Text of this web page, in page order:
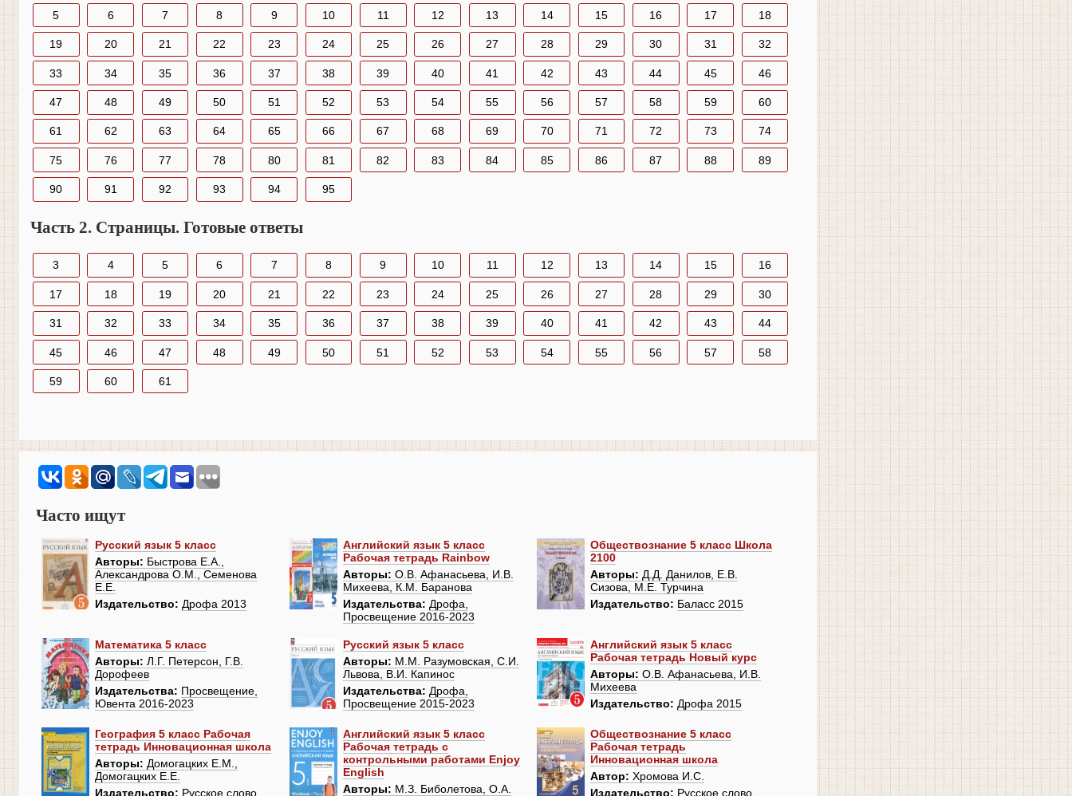
5 6 7 8 9 10 11 12 13 14 15 16 17 18
19 20 21 22 23 24 25 26 27 28 29 30 31 32
33 34 35 36 37 38 39 40 41 42 43 44 45 46
47 48 49 50 51 52 53 54 55 56 57 58 59 60
61 62 63 64 65 66 67 68 69 70 71 72 73 74
75 76 77 78 80 81 82 83 84 85 86 87 88 89
90 91 92 93 94 95
Часть 2. Страницы. Готовые ответы
3 4 5 6 7 8 9 10 11 12 13 14 15 16
17 18 19 20 21 22 23 24 25 26 27 28 29 30
31 32 33 34 35 36 37 38 39 40 41 42 43 44
45 46 47 48 49 50 51 52 53 54 55 56 57 58
59 60 61
Часто ищут
Русский язык 5 класс
Авторы: Быстрова Е.А.,
Александрова О.М., Семенова
Е.Е.
Издательство: Дрофа 2013
Английский язык 5 класс
Рабочая тетрадь Rainbow
Авторы: О.В. Афанасьева, И.В.
Михеева, К.М. Баранова
Издательства: Дрофа,
Просвещение 2016-2023
Обществознание 5 класс Школа
2100
Авторы: Д.Д. Данилов, Е.В.
Сизова, М.Е. Турчина
Издательство: Баласс 2015
Математика 5 класс
Авторы: Л.Г. Петерсон, Г.В.
Дорофеев
Издательства: Просвещение,
Ювента 2016-2023
Русский язык 5 класс
Авторы: М.М. Разумовская, С.И.
Львова, В.И. Капинос
Издательства: Дрофа,
Просвещение 2015-2023
Английский язык 5 класс
Рабочая тетрадь Новый курс
Авторы: О.В. Афанасьева, И.В.
Михеева
Издательство: Дрофа 2015
География 5 класс Рабочая
тетрадь Инновационная школа
Авторы: Домогацких Е.М.,
Домогацких Е.Е.
Издательство: Русское слово
Английский язык 5 класс
Рабочая тетрадь с
контрольными работами Enjoy
English
Авторы: М.З. Биболетова, О.А.
Обществознание 5 класс
Рабочая тетрадь
Инновационная школа
Автор: Хромова И.С.
Издательство: Русское слово